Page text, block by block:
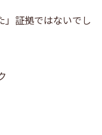
」証拠ではないでし